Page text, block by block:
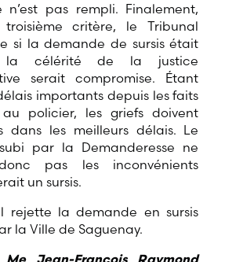
n’est pas rempli. Finalement,
critère, le Tribunal
si la demande de sursis était
la célérité de la justice
serait compromise. Étant
importants depuis les faits
au policier, les griefs doivent
dans les meilleurs délais. Le
par la Demanderesse ne
pas les inconvénients
un sursis.
rejette la demande en sursis
la Ville de Saguenay.